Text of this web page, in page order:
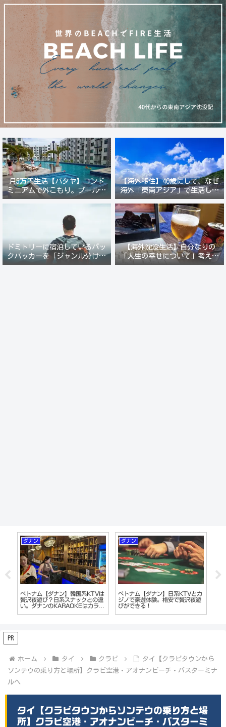
月5万円生活【パタヤ】コンド
ミニアムで外こもり。プール付
き新築コンドでステーキ&ウオ
【海外移住】40歳にして、なぜ
海外「東南アジア」で生活しよ
うと思ったのか？
ドミトリーに宿泊しているバッ
クパッカーを「ジャンル分けし
て人間観察」が楽しい。
【海外沈没生活】自分なりの
「人生の幸せについて」考えて
みる。
ダナン
ベトナム【ダナン】韓国系KTVは
贅沢夜遊び？日系スナックとの違
い。ダナンのKARAOKEはカラオ
ダナン
ベトナム【ダナン】日系KTVとカ
ジノで豪遊体験。格安で贅沢夜遊
びができる！
PR
ホーム タイ クラビ
タイ【クラビタウンから
ソンテウの乗り方と場所】クラビ空港・アオナンビーチ・バスターミナ
ルへ
タイ【クラビタウンからソンテウの乗り方と場
所】クラビ空港・アオナンビーチ・バスターミ